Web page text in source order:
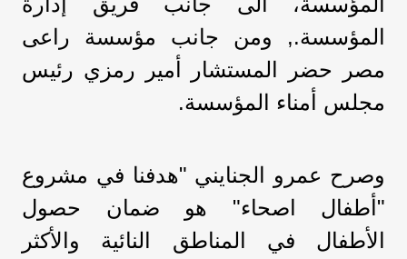
المؤسسة., ومن جانب مؤسسة راعى
مصر حضر المستشار أمير رمزي رئيس
مجلس أمناء المؤسسة.
وصرح عمرو الجنايني "هدفنا في مشروع
"أطفال اصحاء" هو ضمان حصول
الأطفال في المناطق النائية والأكثر